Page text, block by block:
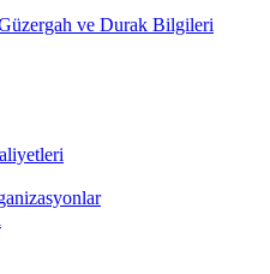
ve Durak Bilgileri